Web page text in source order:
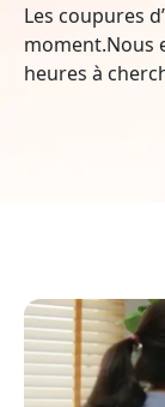
Les coupures
moment.Nous
heures à